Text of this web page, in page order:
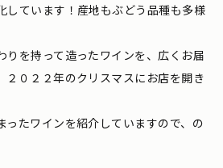
しています！産地もぶどう品種も多様
りを持って造ったワインを、広くお届
２０２２年のクリスマスにお店を開き
ったワインを紹介していますので、の